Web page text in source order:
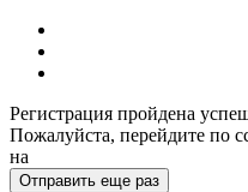
Регистрация пройдена
Пожалуйста, перейдите по
на
Отправить еще раз